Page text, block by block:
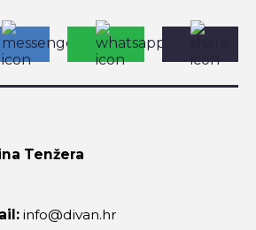
Tenžera
info@divan.hr